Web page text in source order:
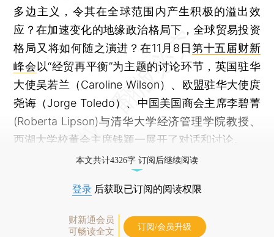
多边主义，令其在全球范围内产生积极的溢出效
应？在加速变化的地缘政治格局下，全球贸易投资
格局又将如何随之演进？在11月8日第十五届财新
峰会 以“经贸再平衡”为主题的讨论环节，英国驻华
大使吴若兰（Caroline Wilson）、欧盟驻华大使庹
尧诲（Jorge Toledo）、中国美国商会主席李碧菁
(Roberta Lipson)与清华大学经济管理学院教授、
西湖大学校董会主席钱颖一展开了对话和讨论。
本文共计4326字 订阅后继续阅读
登录 后获取已订阅的阅读权限
财新通会员
可畅读全文
订阅/会员升级